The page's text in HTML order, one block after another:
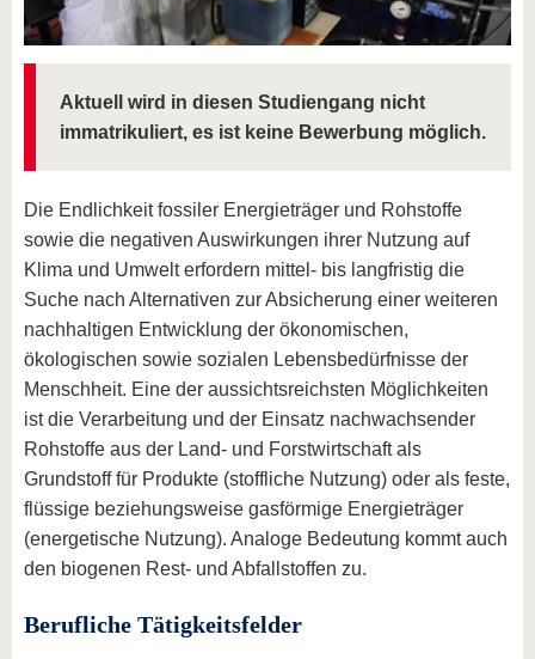
Aktuell wird in diesen Studiengang nicht
immatrikuliert, es ist keine Bewerbung möglich.
Die Endlichkeit fossiler Energieträger und Rohstoffe
sowie die negativen Auswirkungen ihrer Nutzung auf
Klima und Umwelt erfordern mittel- bis langfristig die
Suche nach Alternativen zur Absicherung einer weiteren
nachhaltigen Entwicklung der ökonomischen,
ökologischen sowie sozialen Lebensbedürfnisse der
Menschheit. Eine der aussichtsreichsten Möglichkeiten
ist die Verarbeitung und der Einsatz nachwachsender
Rohstoffe aus der Land- und Forstwirtschaft als
Grundstoff für Produkte (stoffliche Nutzung) oder als feste,
flüssige beziehungsweise gasförmige Energieträger
(energetische Nutzung). Analoge Bedeutung kommt auch
den biogenen Rest- und Abfallstoffen zu.
Berufliche Tätigkeitsfelder